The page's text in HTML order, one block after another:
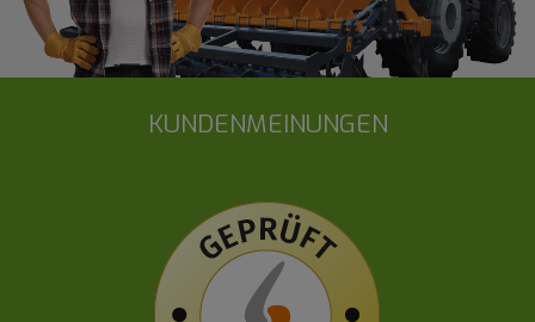
KUNDENMEINUNGEN